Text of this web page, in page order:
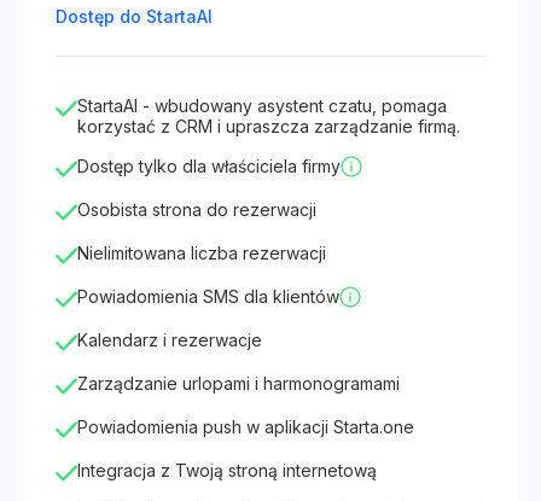
Dostęp do StartaAI
StartaAI - wbudowany asystent czatu, pomaga
korzystać z CRM i upraszcza zarządzanie firmą.
Dostęp tylko dla właściciela firmy
Osobista strona do rezerwacji
Nielimitowana liczba rezerwacji
Powiadomienia SMS dla klientów
Kalendarz i rezerwacje
Zarządzanie urlopami i harmonogramami
Powiadomienia push w aplikacji Starta.one
Integracja z Twoją stroną internetową